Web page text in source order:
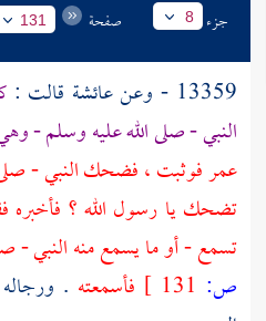
جزء 8 صفحة 131
13359 - وعن عائشة قالت :
النبي - صلى الله عليه وسلم -
عمرفوثبت ، فضحك النبي -
تضحك يا رسول الله ؟ فأخبره
تسمع - أو ما يسمع منه النبي -
ص:
فأسمعته .